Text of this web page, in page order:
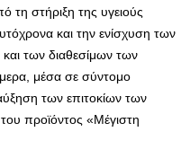
τη στήριξη της υγειούς
και την ενίσχυση των
των διαθεσίμων των
μέσα σε σύντομο
των επιτοκίων των
προϊόντος «Μέγιστη